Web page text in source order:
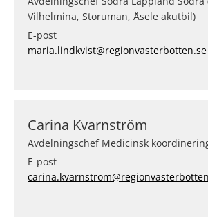
Vilhelmina, Storuman, Åsele akutbil)
E-post
maria.lindkvist@regionvasterbotten.se
Carina Kvarnström
Avdelningschef Medicinsk
E-post